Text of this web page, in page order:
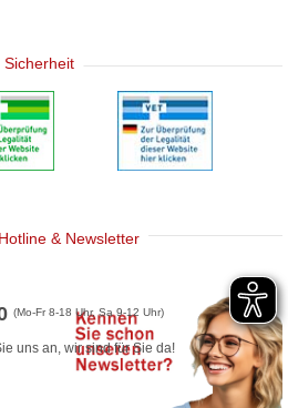
Sicherheit
& Newsletter
(Mo-Fr 8-18 Uhr, Sa 9-12 Uhr)
uns an, wir sind für Sie da!